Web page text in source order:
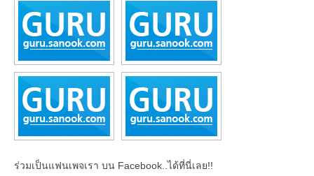
ร่วมเป็นแฟนเพจเรา บน Facebook..ได้ที่นี่เลย!!